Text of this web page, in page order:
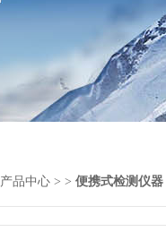
产品中心 > > 便携式检测仪器